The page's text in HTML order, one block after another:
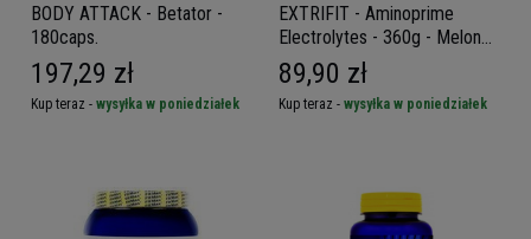
BODY ATTACK - Betator -
180caps.
197,29 zł
Kup teraz - wysyłka w poniedziałek
EXTRIFIT - Aminoprime
Electrolytes - 360g - Melon
Mojito
89,90 zł
Kup teraz - wysyłka w poniedziałek